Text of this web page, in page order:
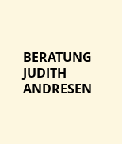
BERATUNG
JUDITH
ANDRESEN